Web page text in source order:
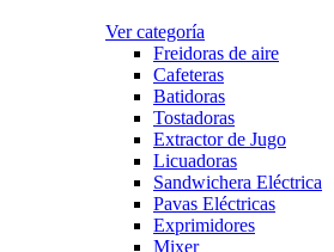
Ver categoría
Freidoras de aire
Cafeteras
Batidoras
Tostadoras
Extractor de Jugo
Licuadoras
Sandwichera Eléctrica
Pavas Eléctricas
Exprimidores
Mixer